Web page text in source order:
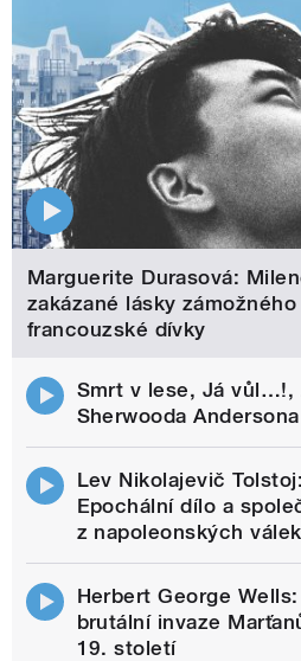
Marguerite Durasová:
zakázané lásky zámožného
francouzské dívky
Smrt v lese, Já vůl…!,
Sherwooda Andersona
Lev Nikolajevič
Epochální dílo a
z napoleonských válek
Herbert George
brutální invaze
19. století